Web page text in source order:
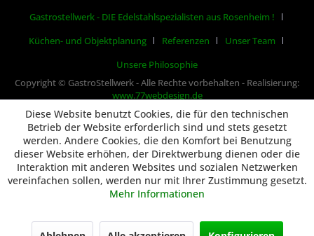
Gastrostellwerk - DIE Edelstahlspezialisten aus Rosenheim !
Küchen- und Objektplanung
Referenzen
Unser Team
Unsere Philosophie
Copyright © GastroStellwerk - Alle Rechte vorbehalten - Realisierung:
www.77webdesign.de
Diese Website benutzt Cookies, die für den technischen
Betrieb der Website erforderlich sind und stets gesetzt
werden. Andere Cookies, die den Komfort bei Benutzung
dieser Website erhöhen, der Direktwerbung dienen oder die
Interaktion mit anderen Websites und sozialen Netzwerken
vereinfachen sollen, werden nur mit Ihrer Zustimmung gesetzt.
Mehr Informationen